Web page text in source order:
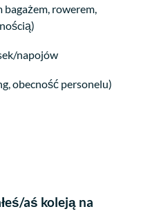
bagażem, rowerem,
napojów
obecność personelu)
aś koleją na